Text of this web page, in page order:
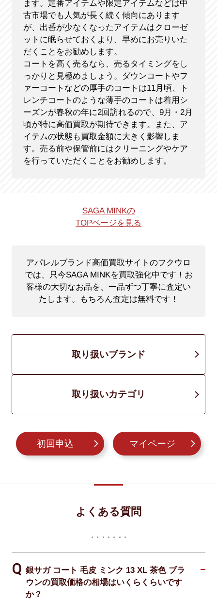
ます。定番アイテムや限定アイテムなどは中
古市場でも人気が長く続く傾向にあります
が、出番が少なくなったアイテムはクローゼ
ットに眠らせておくより、早めにお売りいた
だくことをお勧めします。
コートを高く売るなら、売るタイミングをし
っかりと見極めましょう。ダウンコートやフ
ァーコートなどの厚手のコートは11月頃、ト
レンチコートのような薄手のコートは着用シ
ーズンが春秋の年に2回訪れるので、9月・2月
頃が特に高価買取が期待できます。また、ア
イテムの状態も買取金額に大きく影響しま
す。売る前や保管前にはクリーニングやケア
を行っていただくことをお勧めします。
SAGA MINKの
TOPページを見る
アパレルブランド高価買取サイトのフクウロ
では、只今SAGA MINKを買取強化中です！ お
客様の大切なお品を、一品ずつ丁寧に査定い
たします。もちろん査定は無料です！
取り扱いブランド
取り扱いカテゴリ
初回申込 マイページ
よくある質問
銀サガ コート 毛皮 ミンク 13 XL 茶色 ブラ
ウンの買取価格の相場はいくらくらいです
か？